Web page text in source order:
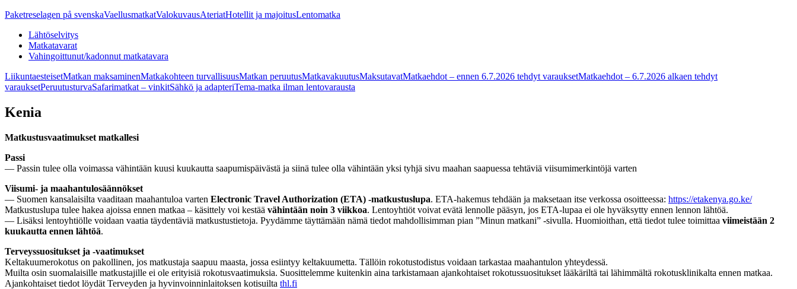
Paketreselagen på svenskaVaellusmatkatValokuvausAteriatHotellit ja majoitusLentomatka
Lähtöselvitys
Matkatavarat
Vahingoittunut/kadonnut matkatavara
LiikuntaesteisetMatkan maksaminenMatkakohteen turvallisuusMatkan peruutusMatkavakuutusMaksutavatMatkaehdot – ennen 6.7.2026 tehdyt varauksetMatkaehdot – 6.7.2026 alkaen tehdyt
varauksetPeruutusturvaSafarimatkat – vinkitSähkö ja adapteriTema-matka ilman lentovarausta
Kenia
Matkustusvaatimukset matkallesi
Passi
— Passin tulee olla voimassa vähintään kuusi kuukautta saapumispäivästä ja siinä tulee olla vähintään yksi tyhjä sivu maahan saapuessa tehtäviä viisumimerkintöjä varten
Viisumi- ja maahantulosäännökset
— Suomen kansalaisilta vaaditaan maahantuloa varten Electronic Travel Authorization (ETA) -matkustuslupa. ETA-hakemus tehdään ja maksetaan itse verkossa osoitteessa: https://etakenya.go.ke/
Matkustuslupa tulee hakea ajoissa ennen matkaa – käsittely voi kestää vähintään noin 3 viikkoa. Lentoyhtiöt voivat evätä lennolle pääsyn, jos ETA-lupaa ei ole hyväksytty ennen lennon lähtöä.
— Lisäksi lentoyhtiölle voidaan vaatia täydentäviä matkustustietoja. Pyydämme täyttämään nämä tiedot mahdollisimman pian ”Minun matkani” -sivulla. Huomioithan, että tiedot tulee toimittaa viimeistään 2
kuukautta ennen lähtöä.
Terveyssuositukset ja -vaatimukset
Keltakuumerokotus on pakollinen, jos matkustaja saapuu maasta, jossa esiintyy keltakuumetta. Tällöin rokotustodistus voidaan tarkastaa maahantulon yhteydessä.
Muilta osin suomalaisille matkustajille ei ole erityisiä rokotusvaatimuksia. Suosittelemme kuitenkin aina tarkistamaan ajankohtaiset rokotussuositukset lääkäriltä tai lähimmältä rokotusklinikalta ennen matkaa.
Ajankohtaiset tiedot löydät Terveyden ja hyvinvoinninlaitoksen kotisuilta thl.fi